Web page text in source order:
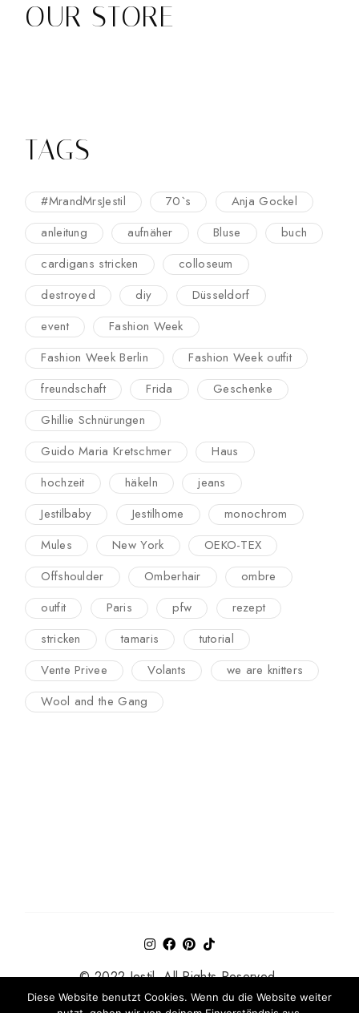
OUR STORE
TAGS
#MrandMrsJestil 70`s
Anja Gockel
anleitung
aufnäher Bluse
buch
cardigans stricken
colloseum
destroyed
diy
Düsseldorf
event
Fashion Week
Fashion Week Berlin
Fashion Week outfit
freundschaft
Frida
Geschenke
Ghillie Schnürungen
Guido Maria Kretschmer
Haus
hochzeit
häkeln
jeans
Jestilbaby
Jestilhome
monochrom
Mules
New York
OEKO-TEX
Offshoulder
Omberhair
ombre
outfit
Paris pfw
rezept
stricken
tamaris
tutorial
Vente Privee
Volants
we are knitters
Wool and the Gang
© 2022 Jestil. All Rights Reserved.
Diese Website benutzt Cookies. Wenn du die Website weiter